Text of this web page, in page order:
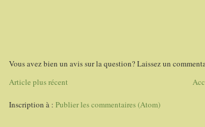
Vous avez bien un avis sur la question? Laissez un
Article plus récent
Inscription à : Publier les commentaires (Atom)